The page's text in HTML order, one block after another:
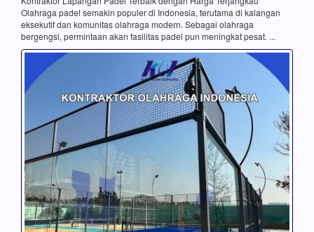
Olahraga padel semakin populer di Indonesia, terutama di kalangan
eksekutif dan komunitas olahraga modern. Sebagai olahraga
bergengsi, permintaan akan fasilitas padel pun meningkat pesat. ...